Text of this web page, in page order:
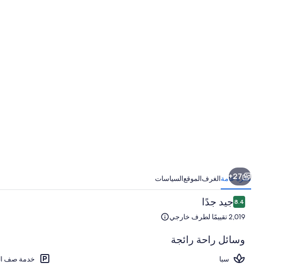
27+
نظرة عامةالغرفالموقعالسياسات
التقييمات
8.48.4 من 10جيد جدًا
2,019 تقييمًا لطرف خارجي
وسائل راحة رائجة
سبا
خدمة صف